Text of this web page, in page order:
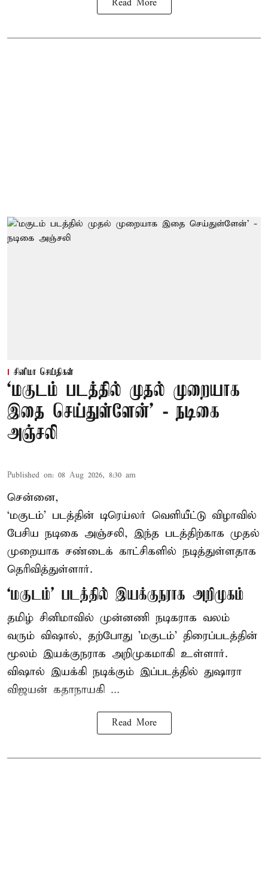
Read More
சினிமா செய்திகள்
‘மகுடம் படத்தில் முதல் முறையாக
இதை செய்துள்ளேன்’ - நடிகை
அஞ்சலி
Published on: 08 Aug 2026, 8:30 am
சென்னை,
‘மகுடம்’ படத்தின் டிரெய்லர் வெளியீட்டு விழாவில்
பேசிய நடிகை அஞ்சலி, இந்த படத்திற்காக முதல்
முறையாக சண்டைக் காட்சிகளில் நடித்துள்ளதாக
தெரிவித்துள்ளார்.
‘மகுடம்’ படத்தில் இயக்குநராக அறிமுகம்
தமிழ் சினிமாவில் முன்னணி நடிகராக வலம்
வரும் விஷால், தற்போது 'மகுடம்' திரைப்படத்தின்
மூலம் இயக்குநராக அறிமுகமாகி உள்ளார்.
விஷால் இயக்கி நடிக்கும் இப்படத்தில் துஷாரா
விஜயன் கதாநாயகி ...
Read More